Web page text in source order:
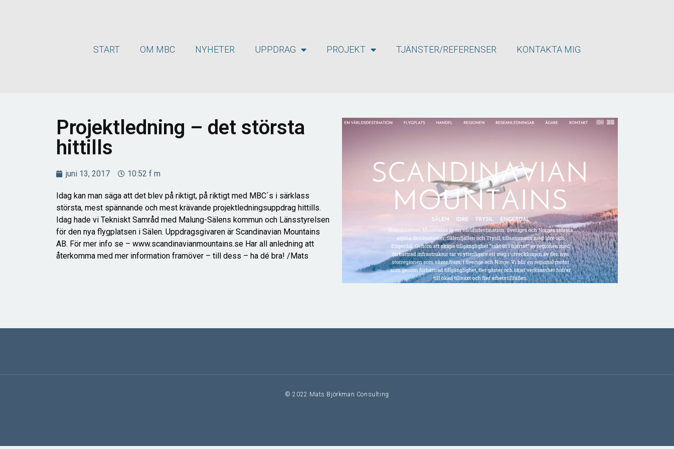
START OM MBC NYHETER UPPDRAG PROJEKT TJÄNSTER/REFERENSER KONTAKTA MIG
Projektledning – det största
hittills
juni 13, 2017 10:52 f m
Idag kan man säga att det blev på riktigt, på riktigt med MBC´s i särklass
största, mest spännande och mest krävande projektledningsuppdrag hittills.
Idag hade vi Tekniskt Samråd med Malung-Sälens kommun och Länsstyrelsen
för den nya flygplatsen i Sälen. Uppdragsgivaren är Scandinavian Mountains
AB. För mer info se – www.scandinavianmountains.se Har all anledning att
återkomma med mer information framöver – till dess – ha dé bra! /Mats
© 2022 Mats Björkman Consulting